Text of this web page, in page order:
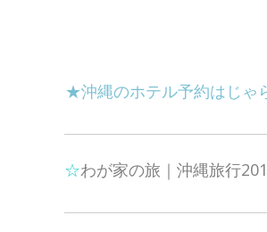
★沖縄のホテル予約はじゃ
☆わが家の旅｜沖縄旅行